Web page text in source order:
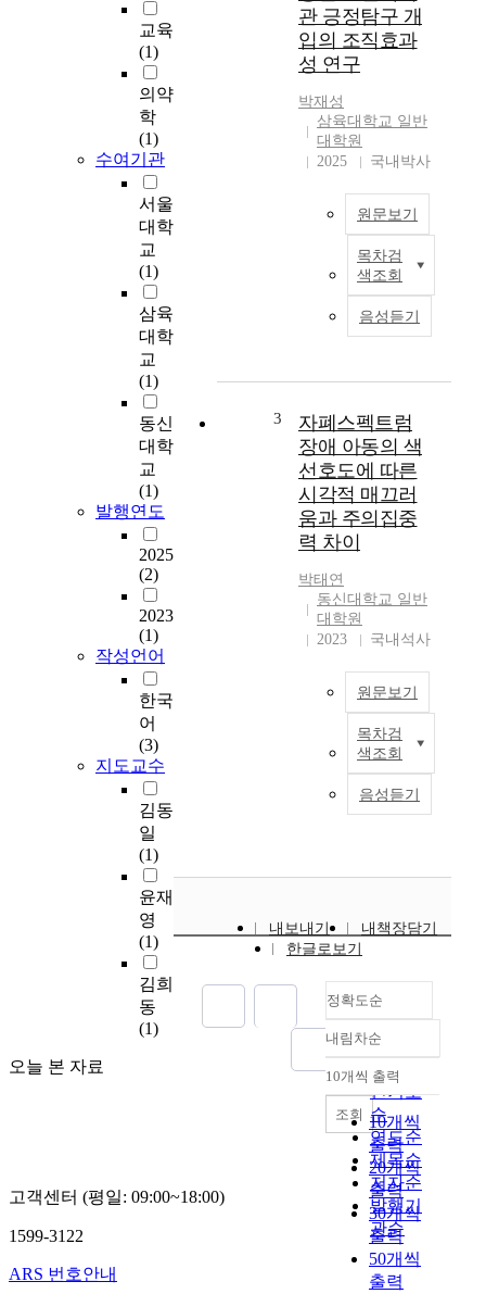
교육
(1)
의약
학
(1)
수여기관
서울
대학
교
(1)
삼육
대학
교
(1)
동신
대학
교
(1)
발행연도
2025
(2)
2023
(1)
작성언어
한국
어
(3)
지도교수
김동
일
(1)
윤재
영
(1)
김희
동
(1)
오늘 본 자료
관 긍정탐구 개
입의 조직효과
성 연구
박재성
삼육대학교 일반
대학원
2025
국내박사
원문보기
목차검
색조회
음성듣기
노
관
3
자폐스펙트럼
장애 아동의 색
선호도에 따른
시각적 매끄러
움과 주의집중
력 차이
박태연
동신대학교 일반
대학원
2023
국내석사
원문보기
목차검
색조회
음성듣기
3
6
내보내기
내책장담기
한글로보기
정확도순
정확도
순
인기도
순
연도순
제목순
저자순
발행기
관순
내림차순
내림차순
10개씩 출력
10개씩
출력
20개씩
출력
30개씩
출력
50개씩
출력
조회
고객센터 (평일: 09:00~18:00)
1599-3122
ARS 번호안내